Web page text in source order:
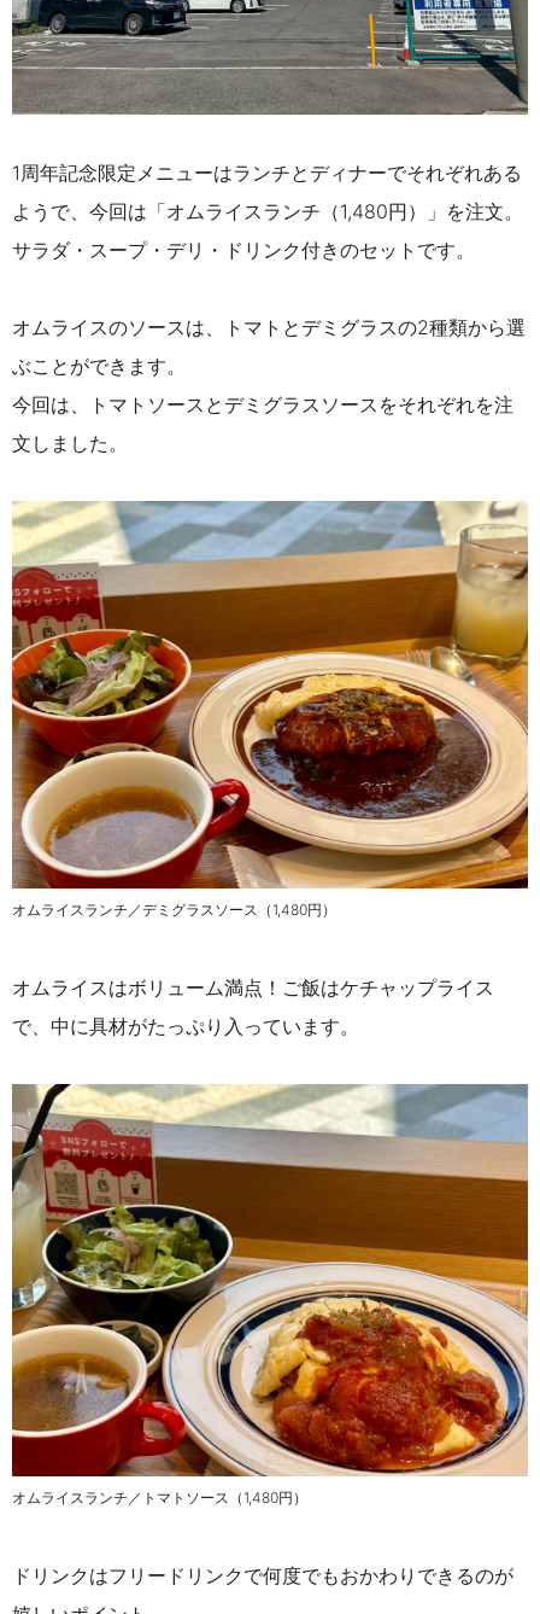
1周年記念限定メニューはランチとディナーでそれぞれある
ようで、 今回は「オムライスランチ（1,480円）」を注文。
サラダ・スープ・デリ・ドリンク付きのセットです。
オムライスのソースは、
トマトとデミグラスの2種類から選
ぶことができます。
今回は、トマトソースとデミグラスソースをそれぞれを注
文しました。
オムライスランチ／デミグラスソース（1,480円）
オムライスはボリューム満点！ご飯はケチャップライス
で、中に具材がたっぷり入っています。
オムライスランチ／トマトソース（1,480円）
ドリンクはフリードリンクで何度でもおかわりできるのが